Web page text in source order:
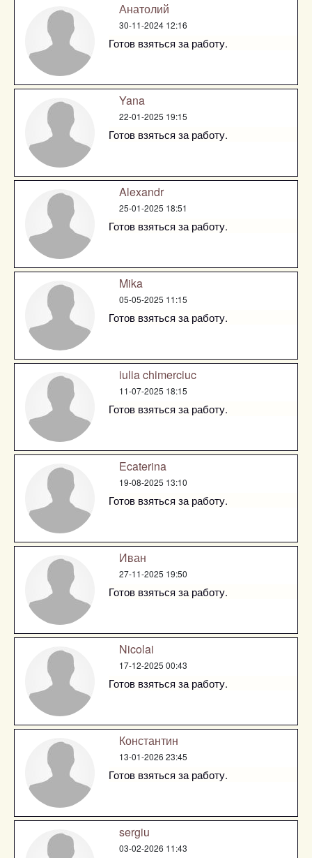
Анатолий
30-11-2024 12:16
Готов взяться за работу.
Yana
22-01-2025 19:15
Готов взяться за работу.
Alexandr
25-01-2025 18:51
Готов взяться за работу.
Mika
05-05-2025 11:15
Готов взяться за работу.
iulia chimerciuc
11-07-2025 18:15
Готов взяться за работу.
Ecaterina
19-08-2025 13:10
Готов взяться за работу.
Иван
27-11-2025 19:50
Готов взяться за работу.
Nicolai
17-12-2025 00:43
Готов взяться за работу.
Константин
13-01-2026 23:45
Готов взяться за работу.
sergiu
03-02-2026 11:43